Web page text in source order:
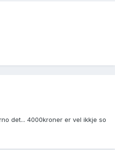
det... 4000kroner er vel ikkje so